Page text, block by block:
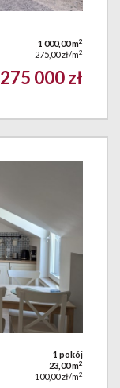
1 000,00 m2
275,00 zł/m2
275 000 zł
1 pokój
23,00 m2
100,00 zł/m2